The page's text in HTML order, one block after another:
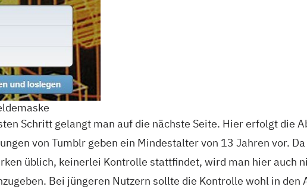
Schritt gelangt man auf die nächste Seite. Hier erfolgt die
von Tumblr geben ein Mindestalter von 13 Jahren vor.
üblich, keinerlei Kontrolle stattfindet, wird man hier auch
Bei jüngeren Nutzern sollte die Kontrolle wohl in den